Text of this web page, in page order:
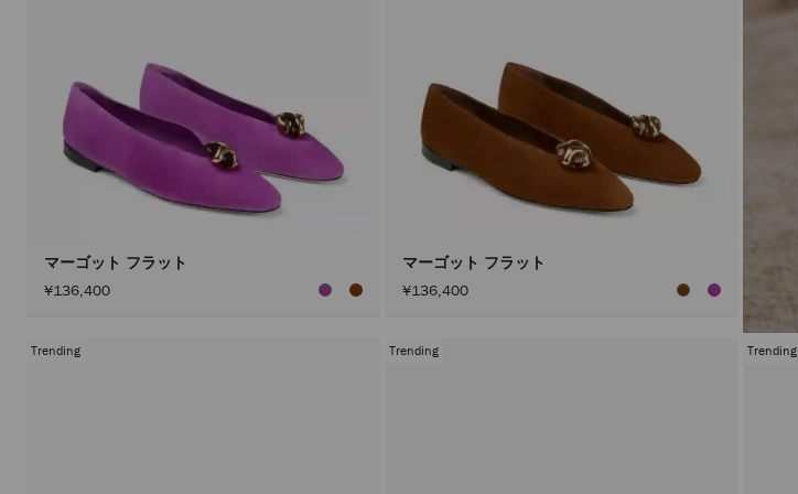
マーゴット フラット
¥136,400
マーゴット フラット
¥136,400
Trending Trending Trending